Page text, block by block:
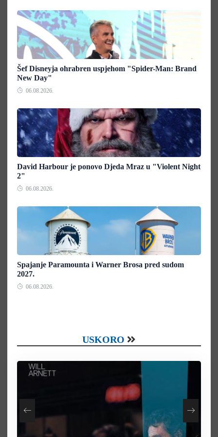
Šef Disneyja ohrabren uspjehom "Spider-Man: Brand
New Day"
06.08.2026.
David Harbour je ponovo Djeda Mraz u "Violent Night
2"
06.08.2026.
Spajanje Paramounta i Warner Brosa pred sudom
2027.
06.08.2026.
USKORO